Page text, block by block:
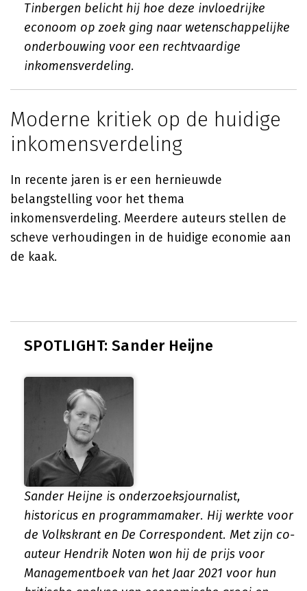
Tinbergen belicht hij hoe deze invloedrijke
econoom op zoek ging naar wetenschappelijke
onderbouwing voor een rechtvaardige
inkomensverdeling.
Moderne kritiek op de huidige
inkomensverdeling
In recente jaren is er een hernieuwde
belangstelling voor het thema
inkomensverdeling. Meerdere auteurs stellen de
scheve verhoudingen in de huidige economie aan
de kaak.
SPOTLIGHT: Sander Heijne
Sander Heijne is onderzoeksjournalist,
historicus en programmamaker. Hij werkte voor
de Volkskrant en De Correspondent. Met zijn co-
auteur Hendrik Noten won hij de prijs voor
Managementboek van het Jaar 2021 voor hun